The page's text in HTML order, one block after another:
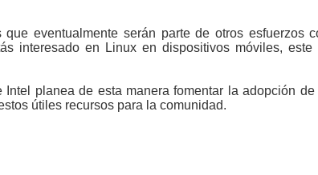
eventualmente serán parte de otros esfuerzos
interesado en Linux en dispositivos móviles,
planea de esta manera fomentar la adopción
útiles recursos para la comunidad.